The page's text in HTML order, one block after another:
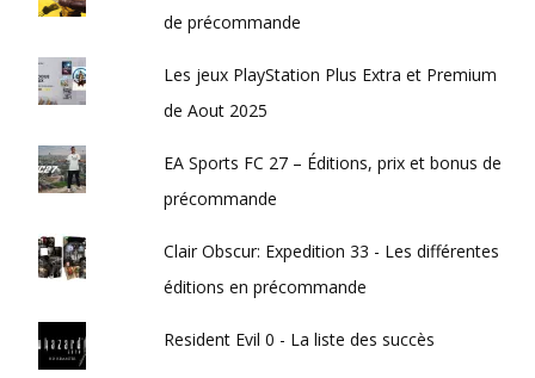
de précommande
Les jeux PlayStation Plus Extra et Premium
de Aout 2025
EA Sports FC 27 – Éditions, prix et bonus de
précommande
Clair Obscur: Expedition 33 - Les différentes
éditions en précommande
Resident Evil 0 - La liste des succès